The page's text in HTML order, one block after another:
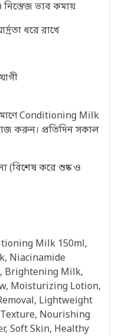
নিস্তেজ ভাব কমায়
ধরে রাখে
Conditioning Milk
করুন। প্রতিদিন সকাল
(বিশেষ করে শুষ্ক ও
Milk 150ml,
Niacinamide
Brightening Milk,
Moisturizing Lotion,
Lightweight
Nourishing
Soft Skin, Healthy